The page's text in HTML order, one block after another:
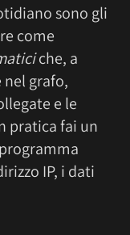
sono gli
come
che, a
grafo,
e le
pratica fai un
IP, i dati